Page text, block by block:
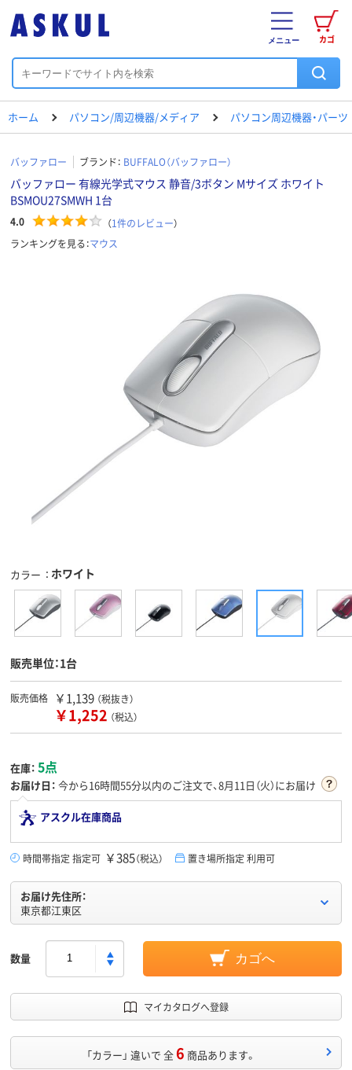
カゴ
メニュー
ホーム パソコン/周辺機器/メディア パソコン周辺機器・パーツ
バッファロー ブランド： BUFFALO（バッファロー）
バッファロー 有線光学式マウス 静音/3ボタン Mサイズ ホワイト
BSMOU27SMWH 1台
4.0 （1件のレビュー）
ランキングを見る：マウス
カラー ホワイト
販売単位：1台
販売価格 ￥1,139 （税抜き）
￥1,252 （税込）
在庫： 5点
お届け日： 今から16時間55分以内のご注文で、8月11日（火）にお届け
アスクル在庫商品
時間帯指定 指定可 ￥385（税込） 置き場所指定 利用可
お届け先住所：
東京都江東区
数量 カゴへ
マイカタログへ登録
「カラー」 違いで 全6 商品あります。